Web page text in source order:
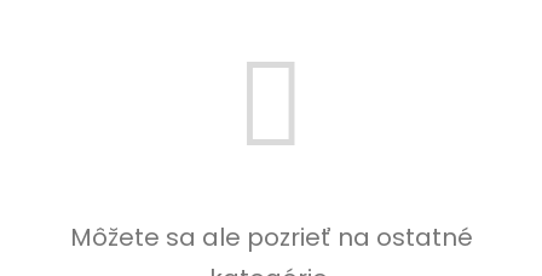
Môžete sa ale pozrieť na ostatné